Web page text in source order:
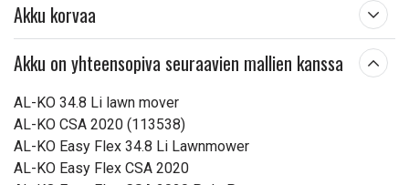
Akku korvaa
Akku on yhteensopiva seuraavien mallien kanssa
AL-KO 34.8 Li lawn mover
AL-KO CSA 2020 (113538)
AL-KO Easy Flex 34.8 Li Lawnmower
AL-KO Easy Flex CSA 2020